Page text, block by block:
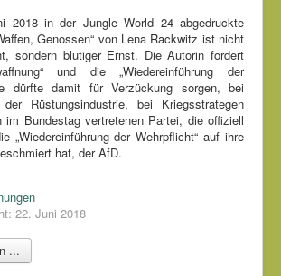
2018 in der Jungle World 24 abgedruckte
Genossen“ von Lena Rackwitz ist nicht
sondern blutiger Ernst. Die Autorin fordert
und die „Wiedereinführung der
dürfte damit für Verzückung sorgen, bei
der Rüstungsindustrie, bei Kriegsstrategen
im Bundestag vertretenen Partei, die offiziell
„Wiedereinführung der Wehrpflicht“ auf ihre
hat, der AfD.
22. Juni 2018
...